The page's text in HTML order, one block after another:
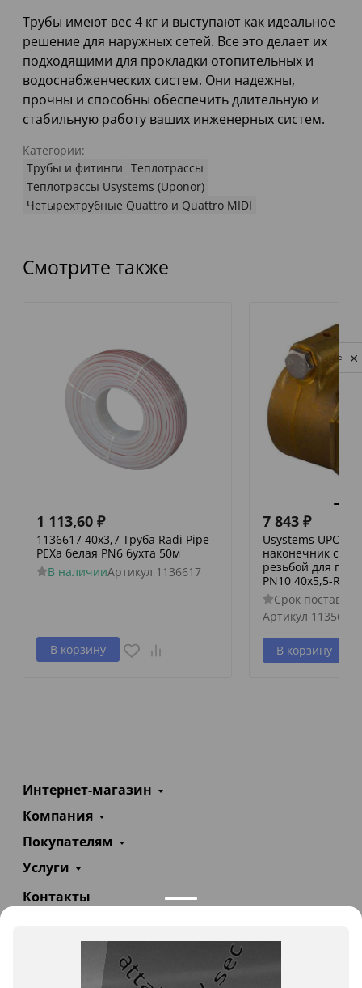
Трубы имеют вес 4 кг и выступают как идеальное
решение для наружных сетей. Все это делает их
подходящими для прокладки отопительных и
водоснабженческих систем. Они надежны,
прочны и способны обеспечить длительную и
стабильную работу ваших инженерных систем.
Категории:
Трубы и фитинги Теплотрассы
Теплотрассы Usystems (Uponor)
Четырехтрубные Quattro и Quattro MIDI
Смотрите также
1 113,60 ₽
1136617 40х3,7 Труба Radi Pipe
PEXa белая PN6 бухта 50м
В наличииАртикул 1136617
В корзину
7 843 ₽
Usystems
наконечник с
резьбой для
PN10 40x5,5-R1
Срок поставки
Артикул 1135638
В корзину
Интернет-магазин
Компания
Покупателям
Услуги
Контакты
info@teploexpert.com
Пн—Сб 09:00 – 18:00
Privacy notice